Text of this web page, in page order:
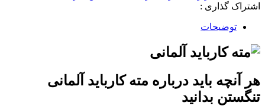
اشتراک گذاری :
توضیحات
هر آنچه باید درباره مته کارباید آلمانی
تنگستن بدانید